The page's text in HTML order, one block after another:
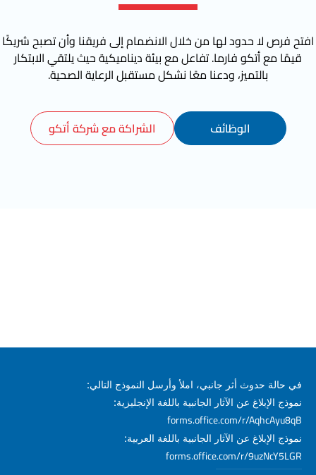
افتح فرص لا حدود لها من خلال الانضمام إلى فريقنا وأن تصبح شريكًا
قيمًا مع أتكو فارما. تفاعل مع بيئة ديناميكية حيث يلتقي الابتكار
بالتميز، ودعنا معًا نشكل مستقبل الرعاية الصحية.
الوظائف الشراكة مع شركة أتكو
في حالة حدوث أثر جانبي، املأ وأرسل النموذج التالي:
نموذج الإبلاغ عن الآثار الجانبية باللغة الإنجليزية:
forms.office.com/r/AqhcAyu8qB
نموذج الإبلاغ عن الآثار الجانبية باللغة العربية:
forms.office.com/r/9uzNcY5LGR